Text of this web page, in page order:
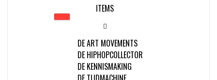
ITEMS
DE ART MOVEMENTS
DE HIPHOPCOLLECTOR
DE KENNISMAKING